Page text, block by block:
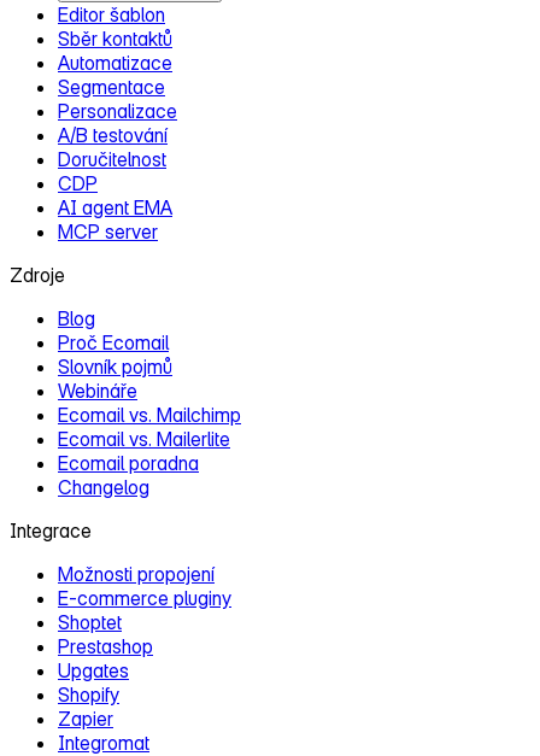
Editor šablon
Sběr kontaktů
Automatizace
Segmentace
Personalizace
A/B testování
Doručitelnost
CDP
AI agent EMA
MCP server
Zdroje
Blog
Proč Ecomail
Slovník pojmů
Webináře
Ecomail vs. Mailchimp
Ecomail vs. Mailerlite
Ecomail poradna
Changelog
Integrace
Možnosti propojení
E‑commerce pluginy
Shoptet
Prestashop
Upgates
Shopify
Zapier
Integromat